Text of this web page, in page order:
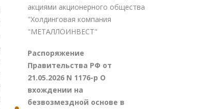
акциями акционерного общества
"Холдинговая компания
"МЕТАЛЛОИНВЕСТ"
Распоряжение
Правительства РФ от
21.05.2026 N 1176-р О
вхождении на
безвозмездной основе в